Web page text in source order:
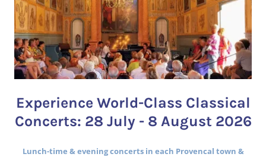
Experience World-Class Classical
Concerts: 28 July - 8 August 2026
Lunch-time & evening concerts in each Provencal town &